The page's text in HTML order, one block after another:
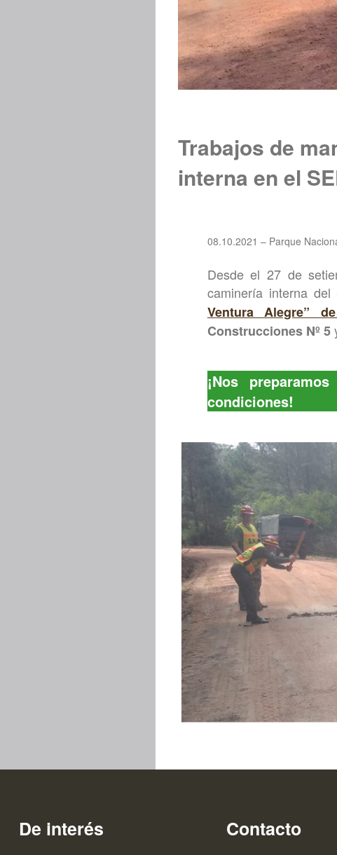
Trabajos de
interna en el
08.10.2021 – Parque
Desde el 27 de
caminería interna
Ventura Alegre”
Construcciones Nº 5
¡Nos
condiciones!
De interés Contacto